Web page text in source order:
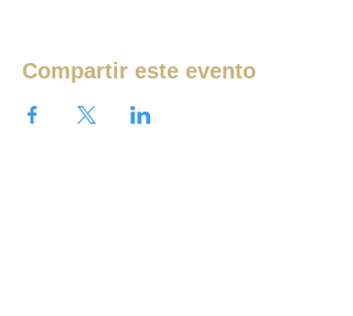
Compartir este evento